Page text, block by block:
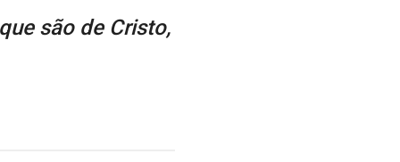
são de Cristo,